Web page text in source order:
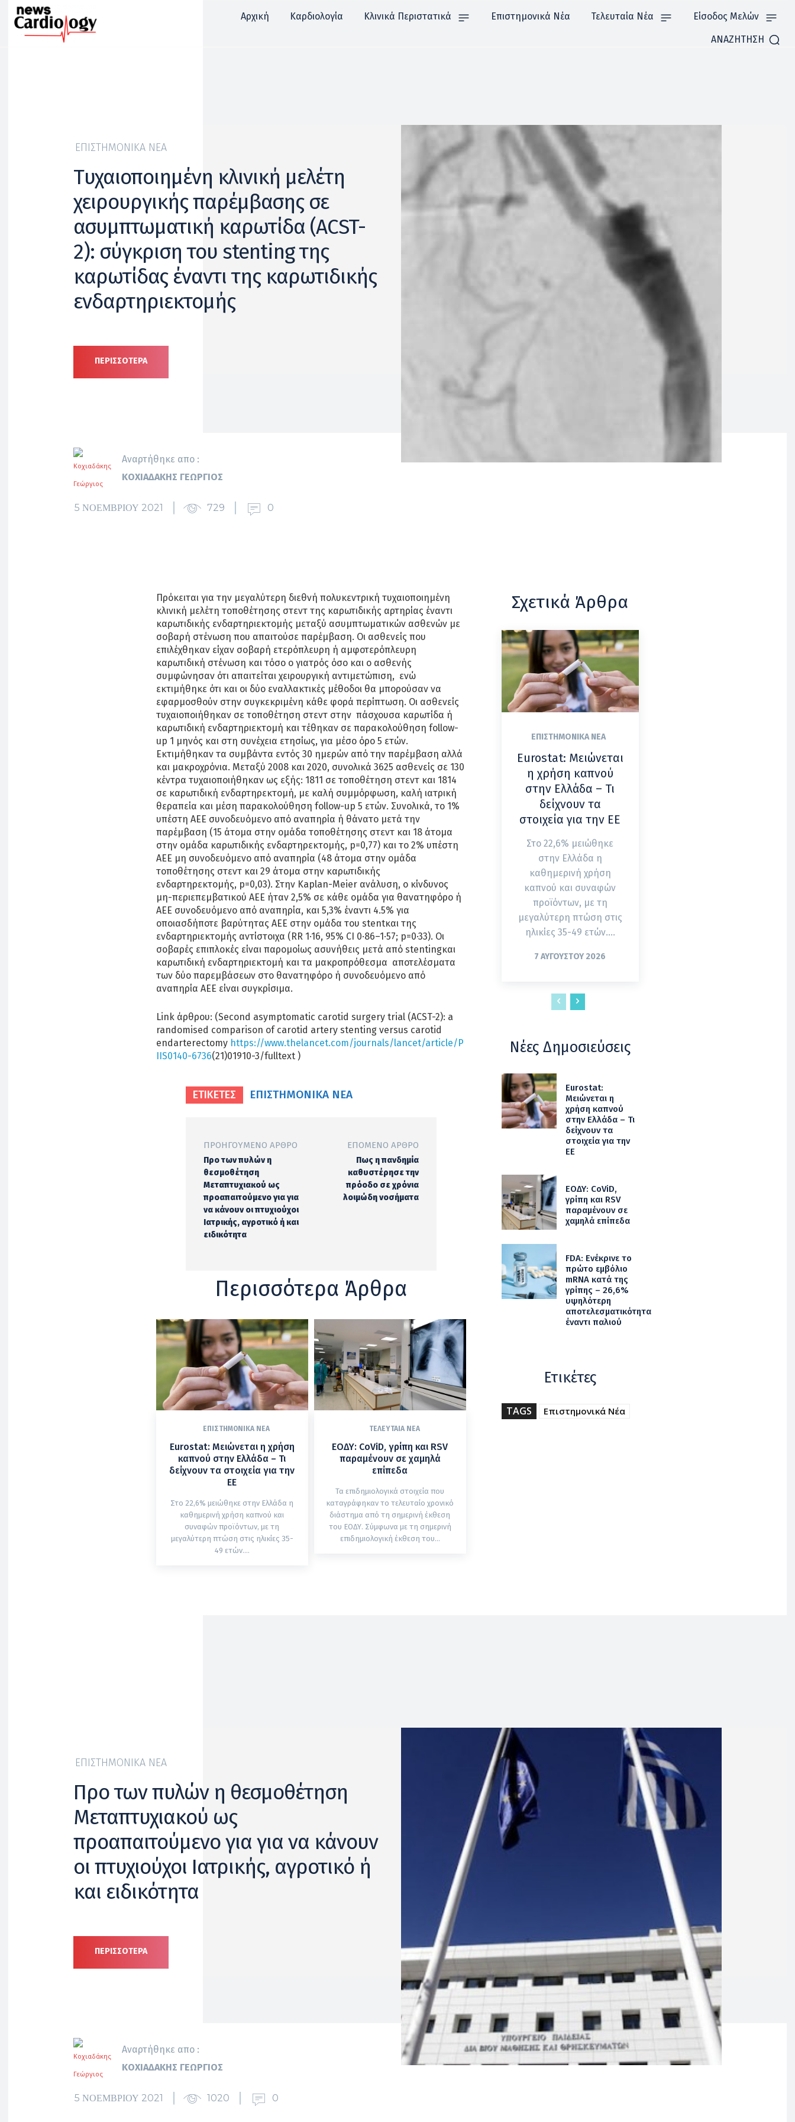
Αρχική Καρδιολογία Κλινικά Περιστατικά Επιστημονικά Νέα Τελευταία Νέα Είσοδος Μελών
ΑΝΑΖΗΤΗΣΗ
ΕΠΙΣΤΗΜΟΝΙΚΆ ΝΈΑ
Tυχαιοποιημένη κλινική μελέτη
χειρουργικής παρέμβασης σε
ασυμπτωματική καρωτίδα (ACST-
2): σύγκριση του stenting της
καρωτίδας έναντι της καρωτιδικής
ενδαρτηριεκτομής
ΠΕΡΙΣΣΟΤΕΡΑ
Αναρτήθηκε απο :
ΚΟΧΙΑΔΆΚΗΣ ΓΕΏΡΓΙΟΣ
5 ΝΟΕΜΒΡΊΟΥ 2021 729 0
Πρόκειται για την μεγαλύτερη διεθνή πολυκεντρική τυχαιοποιημένη
κλινική μελέτη τοποθέτησης στεντ της καρωτιδικής αρτηρίας έναντι
καρωτιδικής ενδαρτηριεκτομής μεταξύ ασυμπτωματικών ασθενών με
σοβαρή στένωση που απαιτούσε παρέμβαση. Οι ασθενείς που
επιλέχθηκαν είχαν σοβαρή ετερόπλευρη ή αμφοτερόπλευρη
καρωτιδική στένωση και τόσο ο γιατρός όσο και ο ασθενής
συμφώνησαν ότι απαιτείται χειρουργική αντιμετώπιση, ενώ
εκτιμήθηκε ότι και οι δύο εναλλακτικές μέθοδοι θα μπορούσαν να
εφαρμοσθούν στην συγκεκριμένη κάθε φορά περίπτωση. Οι ασθενείς
τυχαιοποιήθηκαν σε τοποθέτηση στεντ στην πάσχουσα καρωτίδα ή
καρωτιδική ενδαρτηριεκτομή και τέθηκαν σε παρακολούθηση follow-
up 1 μηνός και στη συνέχεια ετησίως, για μέσο όρο 5 ετών.
Εκτιμήθηκαν τα συμβάντα εντός 30 ημερών από την παρέμβαση αλλά
και μακροχρόνια. Μεταξύ 2008 και 2020, συνολικά 3625 ασθενείς σε 130
κέντρα τυχαιοποιήθηκαν ως εξής: 1811 σε τοποθέτηση στεντ και 1814
σε καρωτιδική ενδαρτηρεκτομή, με καλή συμμόρφωση, καλή ιατρική
θεραπεία και μέση παρακολούθηση follow-up 5 ετών. Συνολικά, το 1%
υπέστη ΑΕΕ συνοδευόμενο από αναπηρία ή θάνατο μετά την
παρέμβαση (15 άτομα στην ομάδα τοποθέτησης στεντ και 18 άτομα
στην ομάδα καρωτιδικής ενδαρτηρεκτομής, p=0,77) και το 2% υπέστη
ΑΕΕ μη συνοδευόμενο από αναπηρία (48 άτομα στην ομάδα
τοποθέτησης στεντ και 29 άτομα στην καρωτιδικής
ενδαρτηρεκτομής, p=0,03). Στην Kaplan-Meier ανάλυση, ο κίνδυνος
μη-περιεπεμβατικού ΑΕΕ ήταν 2,5% σε κάθε ομάδα για θανατηφόρο ή
ΑΕΕ συνοδευόμενο από αναπηρία, και 5,3% έναντι 4.5% για
οποιασδήποτε βαρύτητας ΑΕΕ στην ομάδα του stentκαι της
ενδαρτηριεκτομής αντίστοιχα (RR 1·16, 95% CI 0·86–1·57; p=0·33). Οι
σοβαρές επιπλοκές είναι παρομοίως ασυνήθεις μετά από stentingκαι
καρωτιδική ενδαρτηριεκτομή και τα μακροπρόθεσμα αποτελέσματα
των δύο παρεμβάσεων στο θανατηφόρο ή συνοδευόμενο από
αναπηρία ΑΕΕ είναι συγκρίσιμα.
Link άρθρου: (Second asymptomatic carotid surgery trial (ACST-2): a
randomised comparison of carotid artery stenting versus carotid
endarterectomy https://www.thelancet.com/journals/lancet/article/P
IIS0140-6736(21)01910-3/fulltext )
ΕΤΙΚΕΤΕΣ ΕΠΙΣΤΗΜΟΝΙΚΆ ΝΈΑ
ΠΡΟΗΓΟΎΜΕΝΟ ΆΡΘΡΟ
Προ των πυλών η
θεσμοθέτηση
Μεταπτυχιακού ως
προαπαιτούμενο για για
να κάνουν οι πτυχιούχοι
Ιατρικής, αγροτικό ή και
ειδικότητα
ΕΠΌΜΕΝΟ ΆΡΘΡΟ
Πως η πανδημία
καθυστέρησε την
πρόοδο σε χρόνια
λοιμώδη νοσήματα
Περισσότερα Άρθρα
ΕΠΙΣΤΗΜΟΝΙΚΆ ΝΈΑ
Eurostat: Μειώνεται η χρήση
καπνού στην Ελλάδα – Τι
δείχνουν τα στοιχεία για την
ΕΕ
Στο 22,6% μειώθηκε στην Ελλάδα η
καθημερινή χρήση καπνού και
συναφών προϊόντων, με τη
μεγαλύτερη πτώση στις ηλικίες 35-
49 ετών....
ΤΕΛΕΥΤΑΊΑ ΝΈΑ
ΕΟΔΥ: CoViD, γρίπη και RSV
παραμένουν σε χαμηλά
επίπεδα
Τα επιδημιολογικά στοιχεία που
καταγράφηκαν το τελευταίο χρονικό
διάστημα από τη σημερινή έκθεση
του ΕΟΔΥ. Σύμφωνα με τη σημερινή
επιδημιολογική έκθεση του...
Σχετικά Άρθρα
ΕΠΙΣΤΗΜΟΝΙΚΆ ΝΈΑ
Eurostat: Μειώνεται
η χρήση καπνού
στην Ελλάδα – Τι
δείχνουν τα
στοιχεία για την ΕΕ
Στο 22,6% μειώθηκε
στην Ελλάδα η
καθημερινή χρήση
καπνού και συναφών
προϊόντων, με τη
μεγαλύτερη πτώση στις
ηλικίες 35-49 ετών....
7 ΑΥΓΟΎΣΤΟΥ 2026
Νέες Δημοσιεύσεις
Eurostat:
Μειώνεται η
χρήση καπνού
στην Ελλάδα – Τι
δείχνουν τα
στοιχεία για την
ΕΕ
ΕΟΔΥ: CoViD,
γρίπη και RSV
παραμένουν σε
χαμηλά επίπεδα
FDA: Ενέκρινε το
πρώτο εμβόλιο
mRNA κατά της
γρίπης – 26,6%
υψηλότερη
αποτελεσματικότητα
έναντι παλιού
Ετικέτες
TAGS Επιστημονικά Νέα